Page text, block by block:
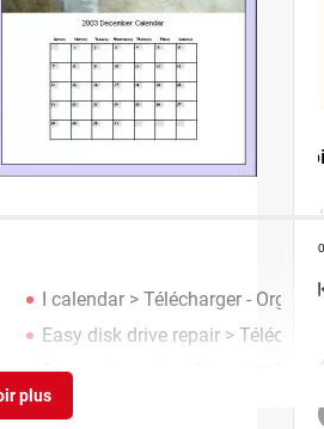
I calendar > Télécharger -
Easy disk drive repair >
Easy wifi config